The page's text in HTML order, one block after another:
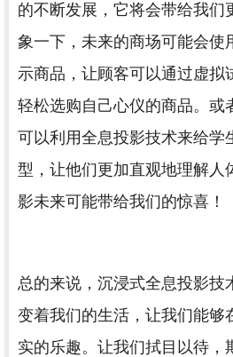
的不断发展，它将会带给我们
象一下，未来的商场可能会使
示商品，让顾客可以通过虚拟
轻松选购自己心仪的商品。或
可以利用全息投影技术来给学
型，让他们更加直观地理解人
影未来可能带给我们的惊喜！
总的来说，沉浸式全息投影技
变着我们的生活，让我们能够
实的乐趣。让我们拭目以待，